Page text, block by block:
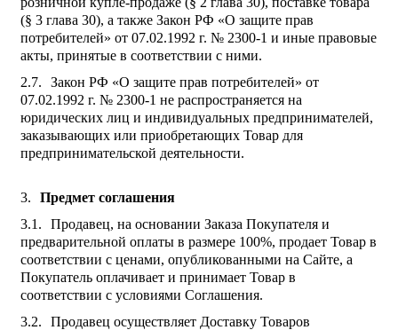
(§ 3 глава 30), а также Закон РФ «О защите прав
потребителей» от 07.02.1992 г. № 2300-1 и иные правовые
акты, принятые в соответствии с ними.
Закон РФ «О защите прав потребителей» от
07.02.1992 г. № 2300-1 не распространяется на
юридических лиц и индивидуальных предпринимателей,
заказывающих или приобретающих Товар для
предпринимательской деятельности.
Предмет соглашения
Продавец, на основании Заказа Покупателя и
предварительной оплаты в размере 100%, продает Товар в
соответствии с ценами, опубликованными на Сайте, а
Покупатель оплачивает и принимает Товар в
соответствии с условиями Соглашения.
Продавец осуществляет Доставку Товаров